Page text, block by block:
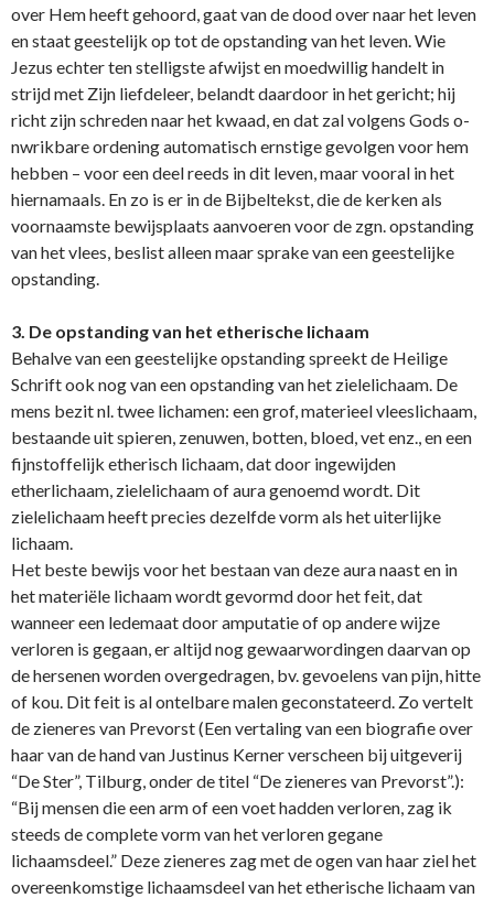
over Hem heeft gehoord, gaat van de dood over naar het leven
en staat geestelijk op tot de opstanding van het leven. Wie
Jezus echter ten stelligste afwijst en moedwillig handelt in
strijd met Zijn liefdeleer, belandt daardoor in het gericht; hij
richt zijn schreden naar het kwaad, en dat zal volgens Gods o­
nwrikbare ordening automatisch ernstige gevolgen voor hem
hebben – voor een deel reeds in dit leven, maar vooral in het
hiernamaals. En zo is er in de Bijbeltekst, die de kerken als
voornaamste bewijsplaats aanvoeren voor de zgn. opstanding
van het vlees, beslist alleen maar sprake van een geestelijke
opstanding.
3. De opstanding van het etherische lichaam
Behalve van een geestelijke opstanding spreekt de Heilige
Schrift ook nog van een opstanding van het zielelichaam. De
mens bezit nl. twee lichamen: een grof, materieel vleeslichaam,
bestaande uit spieren, zenuwen, botten, bloed, vet enz., en een
fijnstoffelijk etherisch lichaam, dat door ingewijden
etherlichaam, zielelichaam of aura genoemd wordt. Dit
zielelichaam heeft precies dezelfde vorm als het uiterlijke
lichaam.
Het beste bewijs voor het bestaan van deze aura naast en in
het materiële lichaam wordt gevormd door het feit, dat
wanneer een ledemaat door amputatie of op andere wijze
verloren is gegaan, er altijd nog gewaarwordingen daarvan op
de hersenen worden overgedragen, bv. gevoelens van pijn, hitte
of kou. Dit feit is al o­ntelbare malen geconstateerd. Zo vertelt
de zieneres van Prevorst (Een vertaling van een biografie over
haar van de hand van Justinus Kerner verscheen bij uitgeverij
“De Ster”, Tilburg, o­nder de titel “De zieneres van Prevorst”.):
“Bij mensen die een arm of een voet hadden verloren, zag ik
steeds de complete vorm van het verloren gegane
lichaamsdeel.” Deze zieneres zag met de ogen van haar ziel het
overeenkomstige lichaamsdeel van het etherische lichaam van